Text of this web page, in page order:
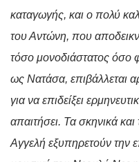
καταγωγής, και ο πολύ
του Αντώνη, που
τόσο μονοδιάστατος όσο
ως Νατάσα, επιβάλλεται
για να επιδείξει
απαιτήσει. Τα σκηνικά
Αγγελή εξυπηρετούν την